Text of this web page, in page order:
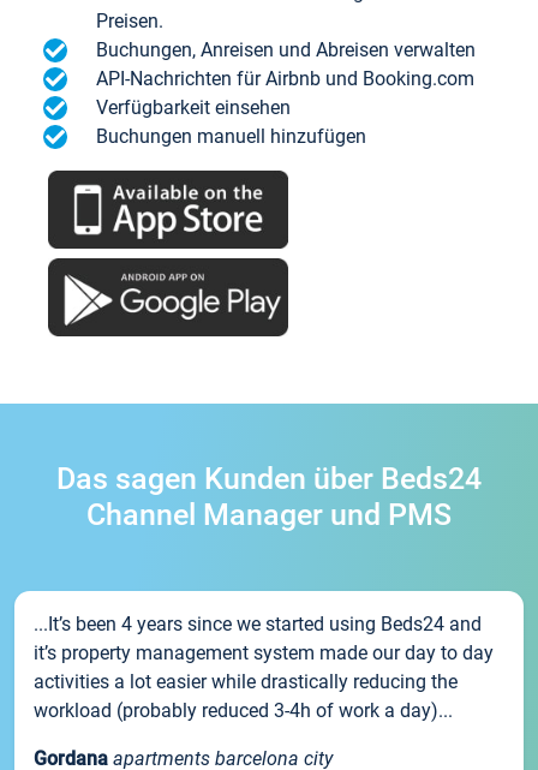
Preisen.
Buchungen, Anreisen und Abreisen verwalten
API-Nachrichten für Airbnb und Booking.com
Verfügbarkeit einsehen
Buchungen manuell hinzufügen
Das sagen Kunden über Beds24
Channel Manager und PMS
...It’s been 4 years since we started using Beds24 and
it’s property management system made our day to day
activities a lot easier while drastically reducing the
workload (probably reduced 3-4h of work a day)...
Gordana apartments barcelona city